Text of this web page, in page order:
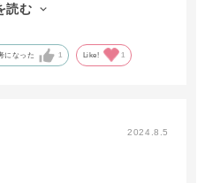
が少ないのと、折りたたむのが
ことも多く、お揃いで買ってい
読む
になった 1 Like! 1
2024.8.5